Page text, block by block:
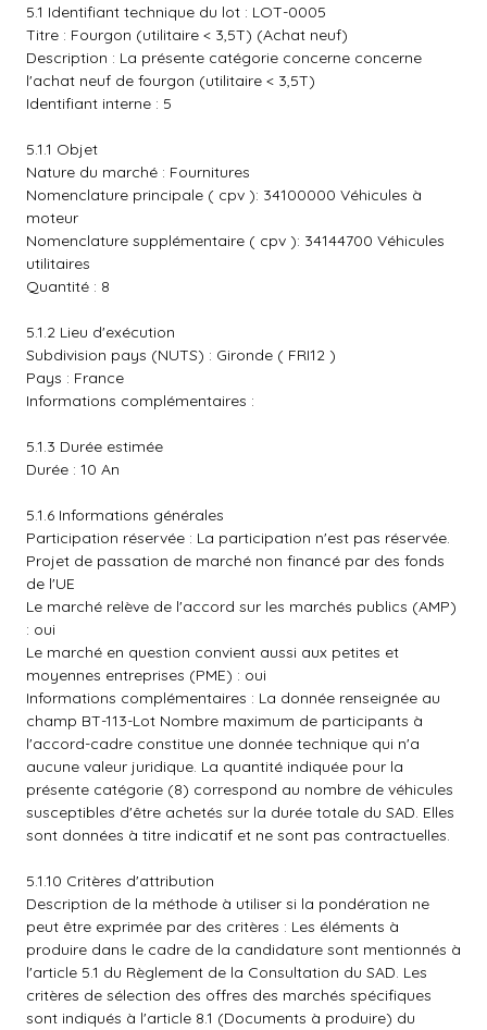
5.1 Identifiant technique du lot : LOT-0005
Titre : Fourgon (utilitaire < 3,5T) (Achat neuf)
Description : La présente catégorie concerne concerne
l'achat neuf de fourgon (utilitaire < 3,5T)
Identifiant interne : 5
5.1.1 Objet
Nature du marché : Fournitures
Nomenclature principale ( cpv ): 34100000 Véhicules à
moteur
Nomenclature supplémentaire ( cpv ): 34144700 Véhicules
utilitaires
Quantité : 8
5.1.2 Lieu d'exécution
Subdivision pays (NUTS) : Gironde ( FRI12 )
Pays : France
Informations complémentaires :
5.1.3 Durée estimée
Durée : 10 An
5.1.6 Informations générales
Participation réservée : La participation n'est pas réservée.
Projet de passation de marché non financé par des fonds
de l'UE
Le marché relève de l'accord sur les marchés publics (AMP)
: oui
Le marché en question convient aussi aux petites et
moyennes entreprises (PME) : oui
Informations complémentaires : La donnée renseignée au
champ BT-113-Lot Nombre maximum de participants à
l'accord-cadre constitue une donnée technique qui n'a
aucune valeur juridique. La quantité indiquée pour la
présente catégorie (8) correspond au nombre de véhicules
susceptibles d'être achetés sur la durée totale du SAD. Elles
sont données à titre indicatif et ne sont pas contractuelles.
5.1.10 Critères d'attribution
Description de la méthode à utiliser si la pondération ne
peut être exprimée par des critères : Les éléments à
produire dans le cadre de la candidature sont mentionnés à
l'article 5.1 du Règlement de la Consultation du SAD. Les
critères de sélection des offres des marchés spécifiques
sont indiqués à l'article 8.1 (Documents à produire) du